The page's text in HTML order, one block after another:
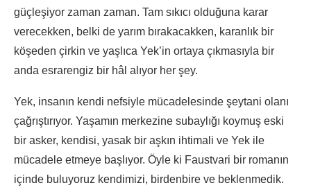
güçleşiyor zaman zaman. Tam sıkıcı olduğuna karar
verecekken, belki de yarım bırakacakken, karanlık bir
köşeden çirkin ve yaşlıca Yek’in ortaya çıkmasıyla bir
anda esrarengiz bir hâl alıyor her şey.
Yek, insanın kendi nefsiyle mücadelesinde şeytani olanı
çağrıştırıyor. Yaşamın merkezine subaylığı koymuş eski
bir asker, kendisi, yasak bir aşkın ihtimali ve Yek ile
mücadele etmeye başlıyor. Öyle ki Faustvari bir romanın
içinde buluyoruz kendimizi, birdenbire ve beklenmedik.